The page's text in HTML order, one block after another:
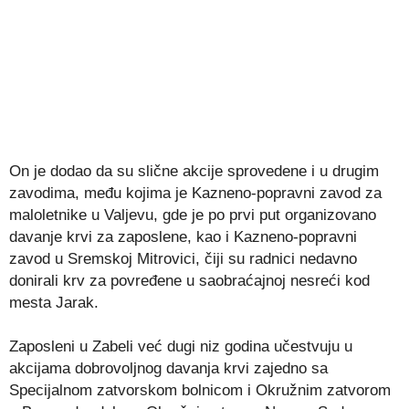
On je dodao da su slične akcije sprovedene i u drugim
zavodima, među kojima je Kazneno-popravni zavod za
maloletnike u Valjevu, gde je po prvi put organizovano
davanje krvi za zaposlene, kao i Kazneno-popravni
zavod u Sremskoj Mitrovici, čiji su radnici nedavno
donirali krv za povređene u saobraćajnoj nesreći kod
mesta Jarak.
Zaposleni u Zabeli već dugi niz godina učestvuju u
akcijama dobrovoljnog davanja krvi zajedno sa
Specijalnom zatvorskom bolnicom i Okružnim zatvorom